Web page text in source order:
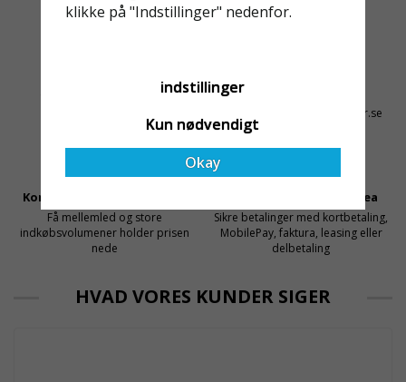
för dem att samarbeta
rullställningar, med s
kontakt@stallningsprodukter.se
Konkurrencedygtige Priser
Få mellemled og store
indkøbsvolumener holder prisen
nede
Sikker Betaling Med Svea
Sikre betalinger med kortbetaling,
MobilePay, faktura, leasing eller
delbetaling
HVAD VORES KUNDER SIGER
klikke på "Indstillinger" nedenfor.
indstillinger
Kun nødvendigt
Okay